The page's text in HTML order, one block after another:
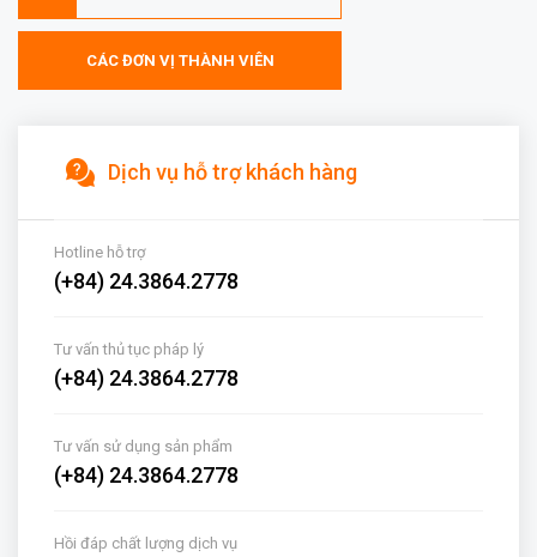
CÁC ĐƠN VỊ THÀNH VIÊN
Dịch vụ hỗ trợ khách hàng
Hotline hỗ trợ
(+84) 24.3864.2778
Tư vấn thủ tục pháp lý
(+84) 24.3864.2778
Tư vấn sử dụng sản phẩm
(+84) 24.3864.2778
Hồi đáp chất lượng dịch vụ